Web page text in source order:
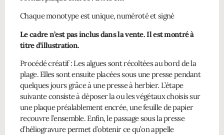
Chaque monotype est unique, numéroté et signé
Le cadre n’est pas inclus dans la vente. Il est montré à
titre d’illustration.
Procédé créatif : Les algues sont récoltées au bord de la
plage. Elles sont ensuite placées sous une presse pendant
quelques jours grâce à une presse à herbier. L’étape
suivante consiste à déposer la ou les végétaux choisis sur
une plaque préalablement encrée, une feuille de papier
recouvre l’ensemble. Enfin, le passage sous la presse
d’héliogravure permet d’obtenir ce qu’on appelle